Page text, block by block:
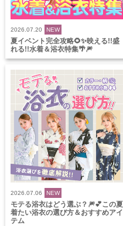
2026.07.20 NEW
夏イベント完全攻略🌻✨映える!!盛
れる!!水着＆浴衣特集🌴🎆
2026.07.06 NEW
モテる浴衣はどう選ぶ？🎆💕この夏
着たい浴衣の選び方＆おすすめアイ
テム